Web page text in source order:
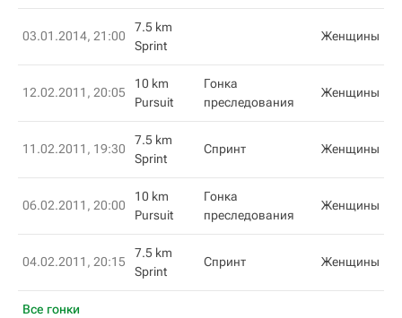
Все гонки
03.01.2014, 21:00
7.5 km
Sprint
Женщины
12.02.2011, 20:05
10 km
Pursuit
Гонка
преследования
Женщины
11.02.2011, 19:30
7.5 km
Sprint
Спринт Женщины
06.02.2011, 20:00
10 km
Pursuit
Гонка
преследования
Женщины
04.02.2011, 20:15
7.5 km
Sprint
Спринт Женщины